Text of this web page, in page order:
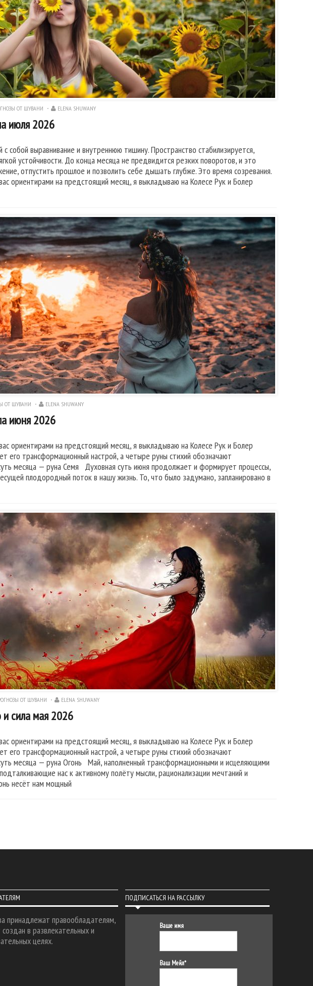
ОТ ШУВАНИ ELENA SHUWANY
июля 2026
собой выравнивание и внутреннюю тишину. Пространство стабилизируется,
устойчивости. До конца месяца не предвидится резких поворотов, и это
отпустить прошлое и позволить себе дышать глубже. Это время созревания.
ориентирами на предстоящий месяц, я выкладываю на Колесе Рук и Болер
ОТ ШУВАНИ ELENA SHUWANY
июня 2026
ориентирами на предстоящий месяц, я выкладываю на Колесе Рук и Болер
его трансформационный настрой, а четыре руны стихий обозначают
месяца — руна Семя Духовная суть июня продолжает и формирует процессы,
плодородный поток в нашу жизнь. То, что было задумано, запланировано в
ОТ ШУВАНИ ELENA SHUWANY
сила мая 2026
ориентирами на предстоящий месяц, я выкладываю на Колесе Рук и Болер
его трансформационный настрой, а четыре руны стихий обозначают
месяца — руна Огонь Май, наполненный трансформационными и исцеляющими
нас к активному полёту мысли, рационализации мечтаний и
несёт нам мощный
принадлежат правообладателям,
в развлекательных и
целях.
ПОДПИСАТЬСЯ НА РАССЫЛКУ
Ваше имя
Ваш Мейл*